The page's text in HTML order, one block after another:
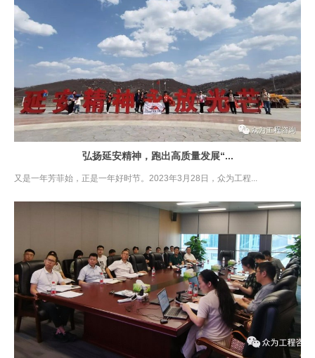
弘扬延安精神，跑出高质量发展“...
又是一年芳菲始，正是一年好时节。2023年3月28日，众为工程...